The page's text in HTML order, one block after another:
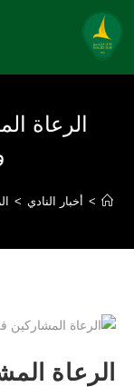
الرعاة
> أخبار النادي >
الرعاة